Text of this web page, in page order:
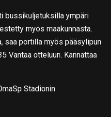
bussikuljetuksilla ympäri
myös maakunnasta.
saa portilla myös pääsylipun
Vantaa otteluun. Kannattaa
Stadionin